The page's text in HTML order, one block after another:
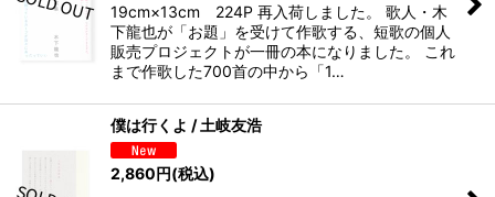
19cm×13cm 224P 再入荷しました。 歌人・木
下龍也が「お題」を受けて作歌する、短歌の個人
販売プロジェクトが一冊の本になりました。 これ
まで作歌した700首の中から「1…
僕は行くよ / 土岐友浩
2,860円(税込)